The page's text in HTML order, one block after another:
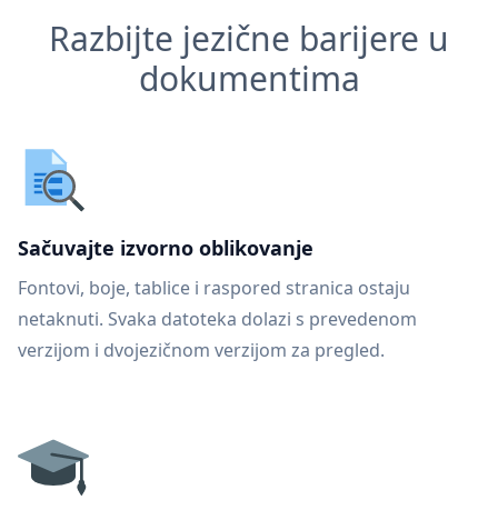
Razbijte jezične barijere u
dokumentima
Sačuvajte izvorno oblikovanje
Fontovi, boje, tablice i raspored stranica ostaju
netaknuti. Svaka datoteka dolazi s prevedenom
verzijom i dvojezičnom verzijom za pregled.